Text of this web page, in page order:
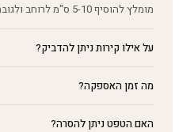
מומלץ להוסיף 5-10 ס"מ לרוחב ולגובה. כך תוכלו לחתוך בדיוק ולקבל מיפוי מושלם על הקיר.
על אילו קירות ניתן להדביק?
מה זמן האספקה?
האם הטפט ניתן להסרה?